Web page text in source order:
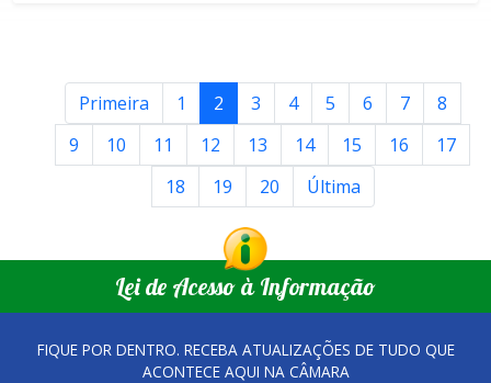
Primeira 1 2 3 4 5 6 7
8
9
10 11 12 13 14 15 16
17
18
19 20 Última
Lei de Acesso à Informação
FIQUE POR DENTRO. RECEBA ATUALIZAÇÕES DE TUDO QUE
ACONTECE AQUI NA CÂMARA